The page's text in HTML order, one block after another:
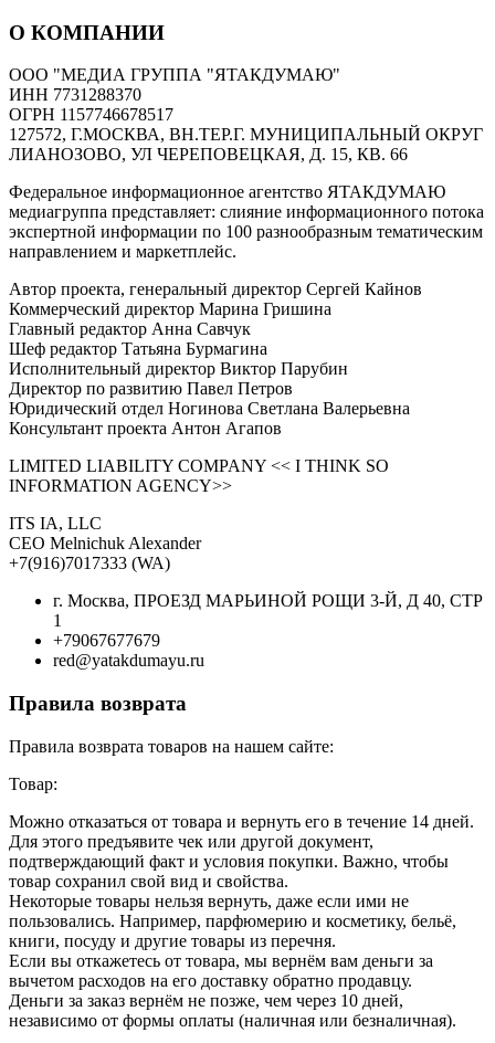
О КОМПАНИИ
ООО "МЕДИА ГРУППА "ЯТАКДУМАЮ"
ИНН 7731288370
ОГРН 1157746678517
127572, Г.МОСКВА, ВН.ТЕР.Г. МУНИЦИПАЛЬНЫЙ ОКРУГ
ЛИАНОЗОВО, УЛ ЧЕРЕПОВЕЦКАЯ, Д. 15, КВ. 66
Федеральное информационное агентство ЯТАКДУМАЮ
медиагруппа представляет: слияние информационного потока
экспертной информации по 100 разнообразным тематическим
направлением и маркетплейс.
Автор проекта, генеральный директор Сергей Кайнов
Коммерческий директор Марина Гришина
Главный редактор Анна Савчук
Шеф редактор Татьяна Бурмагина
Исполнительный директор Виктор Парубин
Директор по развитию Павел Петров
Юридический отдел Ногинова Светлана Валерьевна
Консультант проекта Антон Агапов
LIMITED LIABILITY COMPANY << I THINK SO
INFORMATION AGENCY>>
ITS IA, LLC
CEO Melnichuk Alexander
+7(916)7017333 (WA)
г. Москва, ПРОЕЗД МАРЬИНОЙ РОЩИ 3-Й, Д 40, СТР
1
+79067677679
red@yatakdumayu.ru
Правила возврата
Правила возврата товаров на нашем сайте:
Товар:
Можно отказаться от товара и вернуть его в течение 14 дней.
Для этого предъявите чек или другой документ,
подтверждающий факт и условия покупки. Важно, чтобы
товар сохранил свой вид и свойства.
Некоторые товары нельзя вернуть, даже если ими не
пользовались. Например, парфюмерию и косметику, бельё,
книги, посуду и другие товары из перечня.
Если вы откажетесь от товара, мы вернём вам деньги за
вычетом расходов на его доставку обратно продавцу.
Деньги за заказ вернём не позже, чем через 10 дней,
независимо от формы оплаты (наличная или безналичная).